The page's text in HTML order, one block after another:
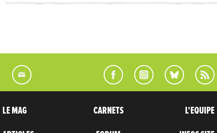
LE MAG CARNETS L'EQUIPE